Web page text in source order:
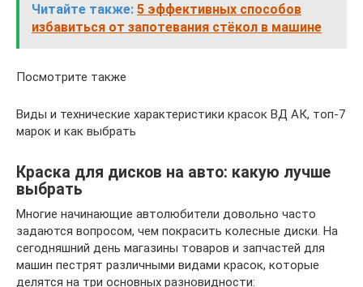
Читайте также: 5 эффективных способов
избавиться от запотевания стёкол в машине
Посмотрите также
Виды и технические характеристики красок ВД АК, топ-7
марок и как выбрать
Краска для дисков на авто: какую лучше
выбрать
Многие начинающие автолюбители довольно часто
задаются вопросом, чем покрасить колесные диски. На
сегодняшний день магазины товаров и запчастей для
машин пестрят различными видами красок, которые
делятся на три основных разновидности: